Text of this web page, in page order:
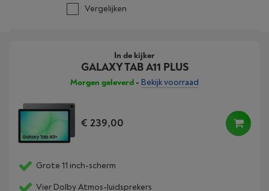
Vergelijken
In de kijker
GALAXY TAB A11 PLUS
Morgen geleverd- Bekijk voorraad
€ 239,00
Grote 11 inch-scherm
Vier Dolby Atmos-luidsprekers